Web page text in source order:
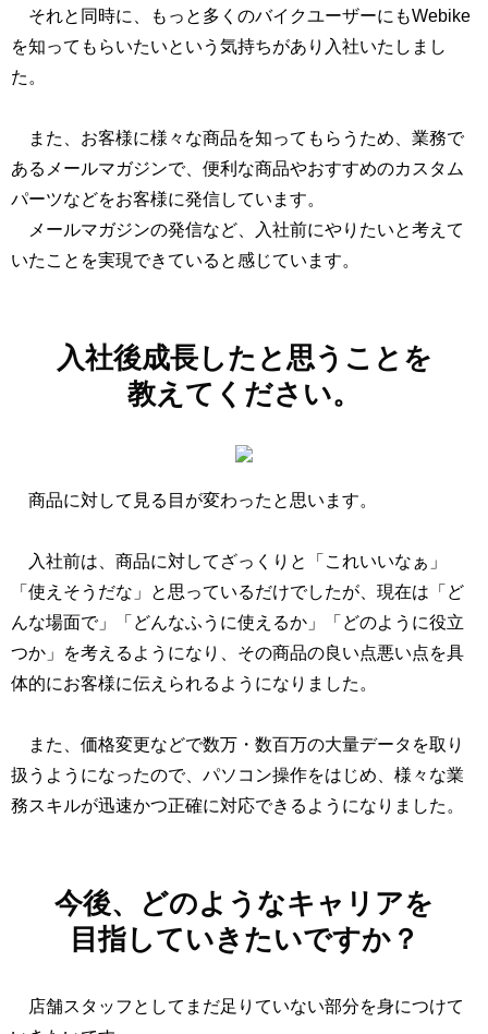
それと同時に、もっと多くのバイクユーザーにもWebike
を知ってもらいたいという気持ちがあり入社いたしまし
た。
また、お客様に様々な商品を知ってもらうため、業務で
あるメールマガジンで、便利な商品やおすすめのカスタム
パーツなどをお客様に発信しています。
メールマガジンの発信など、入社前にやりたいと考えて
いたことを実現できていると感じています。
入社後成長したと思うことを
教えてください。
商品に対して見る目が変わったと思います。
入社前は、商品に対してざっくりと「これいいなぁ」
「使えそうだな」と思っているだけでしたが、現在は「ど
んな場面で」「どんなふうに使えるか」「どのように役立
つか」を考えるようになり、その商品の良い点悪い点を具
体的にお客様に伝えられるようになりました。
また、価格変更などで数万・数百万の大量データを取り
扱うようになったので、パソコン操作をはじめ、様々な業
務スキルが迅速かつ正確に対応できるようになりました。
今後、どのようなキャリアを
目指していきたいですか？
店舗スタッフとしてまだ足りていない部分を身につけて